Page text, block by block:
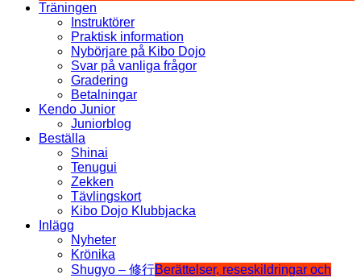
Träningen
Instruktörer
Praktisk information
Nybörjare på Kibo Dojo
Svar på vanliga frågor
Gradering
Betalningar
Kendo Junior
Juniorblog
Beställa
Shinai
Tenugui
Zekken
Tävlingskort
Kibo Dojo Klubbjacka
Inlägg
Nyheter
Krönika
Shugyo – 修行Berättelser, reseskildringar och